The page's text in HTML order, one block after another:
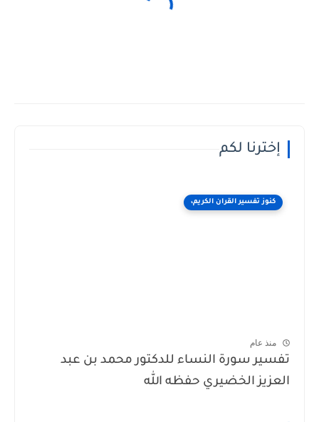
إخترنا لكم
كنوز تفسير القران الكريم،
منذ عام
تفسير سورة النساء للدكتور محمد بن عبد
العزيز الخضيري حفظه الله